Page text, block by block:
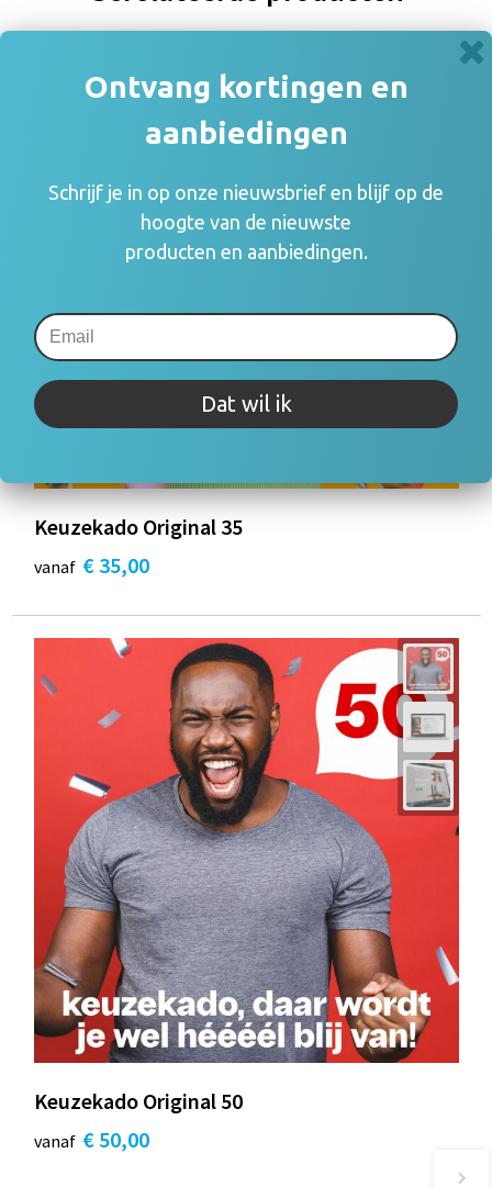
Keuzekado Original 35
vanaf € 35,00
Keuzekado Original 50
vanaf € 50,00
Ontvang kortingen en
aanbiedingen
Schrijf je in op onze nieuwsbrief en blijf op de
hoogte van de nieuwste
producten en aanbiedingen.
Dat wil ik